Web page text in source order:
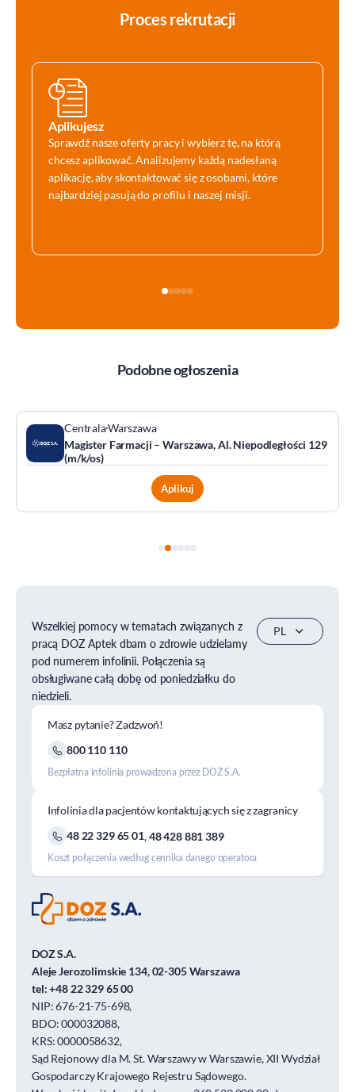
Proces rekrutacji
Aplikujesz
Sprawdź nasze oferty pracy i wybierz tę, na którą
chcesz aplikować. Analizujemy każdą nadesłaną
aplikację, aby skontaktować się z osobami, które
najbardziej pasują do profilu i naszej misji.
Podobne ogłoszenia
CentralaWarszawa
Magister Farmacji – Warszawa, Al. Niepodległości 129
(m/k/os)
Aplikuj
Wszelkiej pomocy w tematach związanych z
pracą DOZ Aptek dbam o zdrowie udzielamy
pod numerem infolinii. Połączenia są
obsługiwane całą dobę od poniedziałku do
niedzieli.
Masz pytanie? Zadzwoń!
800 110 110
Bezpłatna infolinia prowadzona przez DOZ S.A.
Infolinia dla pacjentów kontaktujących się z zagranicy
48 22 329 65 01,48 428 881 389
Koszt połączenia według cennika danego operatora
DOZ S.A.
Aleje Jerozolimskie 134, 02-305 Warszawa
tel:+48 22 329 65 00
NIP: 676-21-75-698,
BDO: 000032088,
KRS: 0000058632,
Sąd Rejonowy dla M. St. Warszawy w Warszawie, XII Wydział
Gospodarczy Krajowego Rejestru Sądowego.